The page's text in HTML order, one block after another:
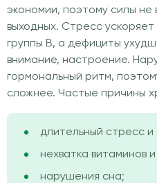
экономии, поэтому силы
выходных. Стресс
группы B, а дефициты
внимание, настроение.
гормональный ритм,
сложнее. Частые причины
длительный стресс и
нехватка витаминов
нарушения сна;